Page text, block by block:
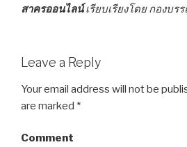
สาครออนไลน์เรียบเรียงโดย กองบร
Leave a Reply
Your email address will not be
are marked *
Comment